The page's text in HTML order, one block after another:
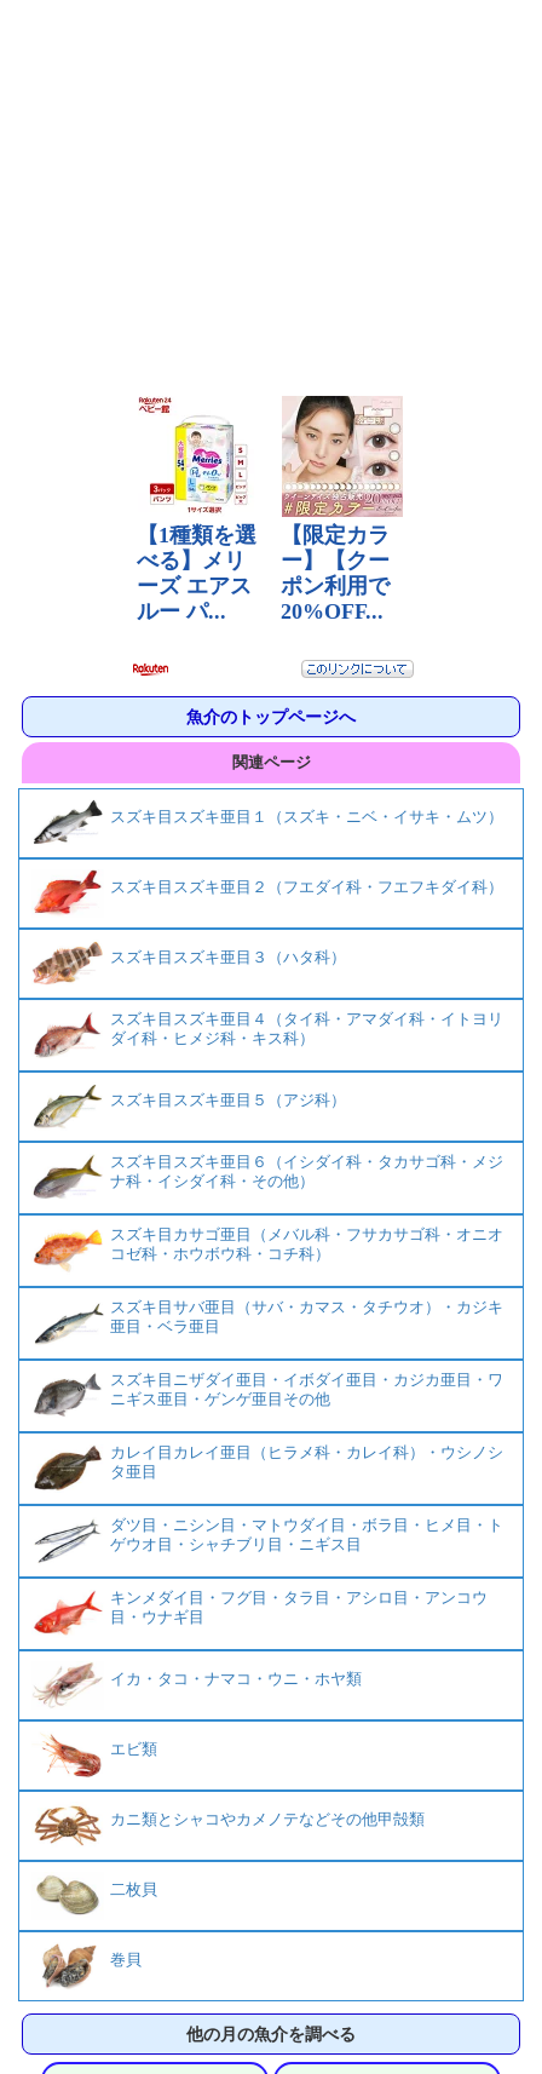
魚介のトップページへ
関連ページ
スズキ目スズキ亜目１（スズキ・ニベ・イサキ・ムツ）
スズキ目スズキ亜目２（フエダイ科・フエフキダイ科）
スズキ目スズキ亜目３（ハタ科）
スズキ目スズキ亜目４（タイ科・アマダイ科・イトヨリ
ダイ科・ヒメジ科・キス科）
スズキ目スズキ亜目５（アジ科）
スズキ目スズキ亜目６（イシダイ科・タカサゴ科・メジ
ナ科・イシダイ科・その他）
スズキ目カサゴ亜目（メバル科・フサカサゴ科・オニオ
コゼ科・ホウボウ科・コチ科）
スズキ目サバ亜目（サバ・カマス・タチウオ）・カジキ
亜目・ベラ亜目
スズキ目ニザダイ亜目・イボダイ亜目・カジカ亜目・ワ
ニギス亜目・ゲンゲ亜目その他
カレイ目カレイ亜目（ヒラメ科・カレイ科）・ウシノシ
タ亜目
ダツ目・ニシン目・マトウダイ目・ボラ目・ヒメ目・ト
ゲウオ目・シャチブリ目・ニギス目
キンメダイ目・フグ目・タラ目・アシロ目・アンコウ
目・ウナギ目
イカ・タコ・ナマコ・ウニ・ホヤ類
エビ類
カニ類とシャコやカメノテなどその他甲殻類
二枚貝
巻貝
他の月の魚介を調べる